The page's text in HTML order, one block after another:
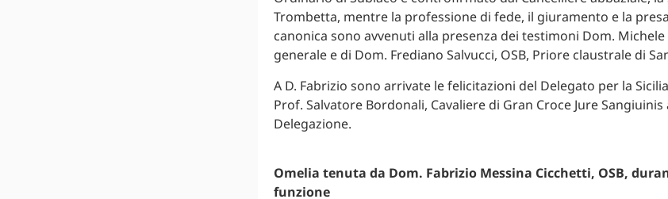
Trombetta, mentre la professione di fede, il giuramento e la
canonica sono avvenuti alla presenza dei testimoni Dom. Michele
generale e di Dom. Frediano Salvucci, OSB, Priore claustrale di
A D. Fabrizio sono arrivate le felicitazioni del Delegato per la
Prof. Salvatore Bordonali, Cavaliere di Gran Croce Jure
Delegazione.
Omelia tenuta da Dom. Fabrizio Messina Cicchetti, OSB,
funzione